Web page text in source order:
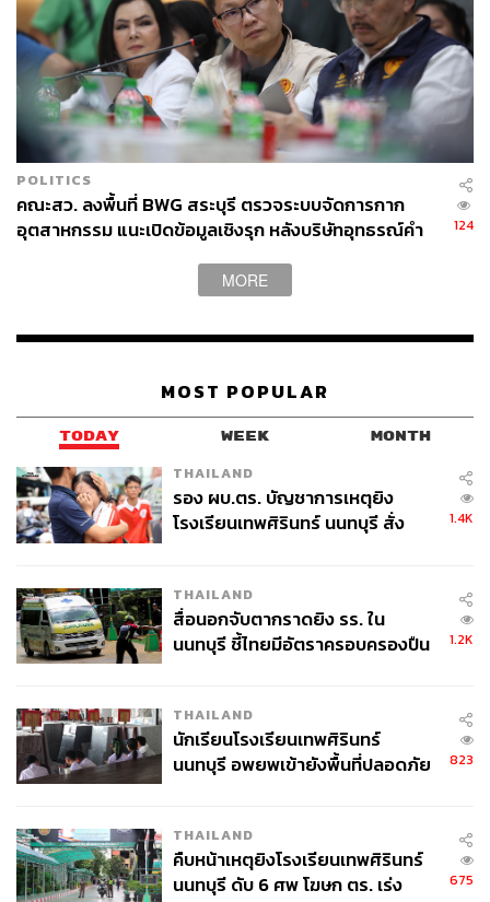
POLITICS
คณะสว. ลงพื้นที่ BWG สระบุรี ตรวจระบบจัดการกาก
อุตสาหกรรม แนะเปิดข้อมูลเชิงรุก หลังบริษัทอุทธรณ์คำ
124
MORE
MOST POPULAR
TODAY WEEK MONTH
THAILAND
รอง ผบ.ตร. บัญชาการเหตุยิง
โรงเรียนเทพศิรินทร์ นนทบุรี สั่ง
1.4K
THAILAND
สื่อนอกจับตากราดยิง รร. ใน
นนทบุรี ชี้ไทยมีอัตราครอบครองปืน
1.2K
THAILAND
นักเรียนโรงเรียนเทพศิรินทร์
นนทบุรี อพยพเข้ายังพื้นที่ปลอดภัย
823
THAILAND
คืบหน้าเหตุยิงโรงเรียนเทพศิรินทร์
นนทบุรี ดับ 6 ศพ โฆษก ตร. เร่ง
675